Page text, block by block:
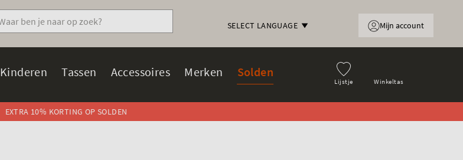
SELECT LANGUAGE
Lijstje Winkeltas
Kinderen Tassen Accessoires Merken Solden
Mijn account
EXTRA 10% KORTING OP SOLDEN